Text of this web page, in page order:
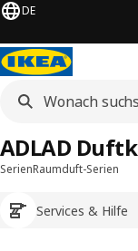
DE
SerienRaumduft-Serien
Services & Hilfe
ADLAD